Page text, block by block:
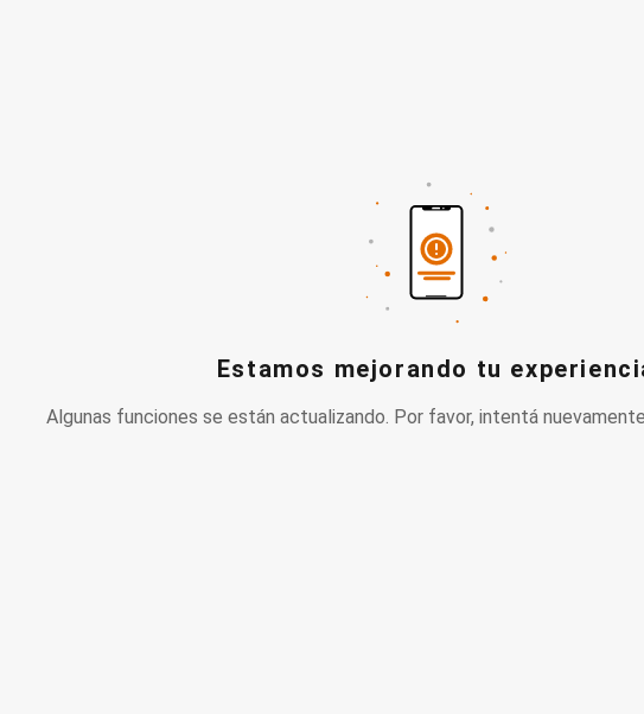
Estamos mejorando tu
Algunas funciones se están actualizando. Por favor, intentá